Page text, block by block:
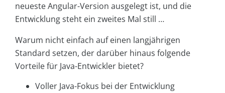
neueste Angular-Version ausgelegt ist, und die
Entwicklung steht ein zweites Mal still …
Warum nicht einfach auf einen langjährigen
Standard setzen, der darüber hinaus folgende
Vorteile für Java-Entwickler bietet?
Voller Java-Fokus bei der Entwicklung